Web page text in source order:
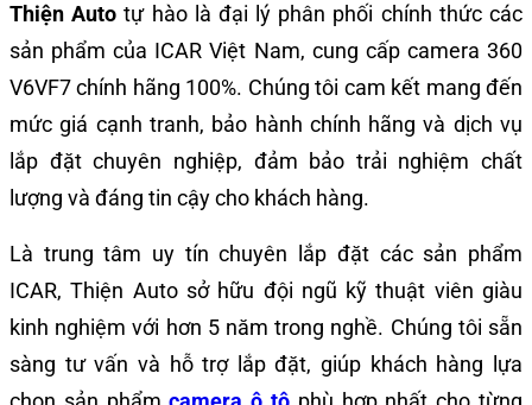
Thiện Auto tự hào là đại lý phân phối chính thức các
sản phẩm của ICAR Việt Nam, cung cấp camera 360
V6VF7 chính hãng 100%. Chúng tôi cam kết mang đến
mức giá cạnh tranh, bảo hành chính hãng và dịch vụ
lắp đặt chuyên nghiệp, đảm bảo trải nghiệm chất
lượng và đáng tin cậy cho khách hàng.
Là trung tâm uy tín chuyên lắp đặt các sản phẩm
ICAR, Thiện Auto sở hữu đội ngũ kỹ thuật viên giàu
kinh nghiệm với hơn 5 năm trong nghề. Chúng tôi sẵn
sàng tư vấn và hỗ trợ lắp đặt, giúp khách hàng lựa